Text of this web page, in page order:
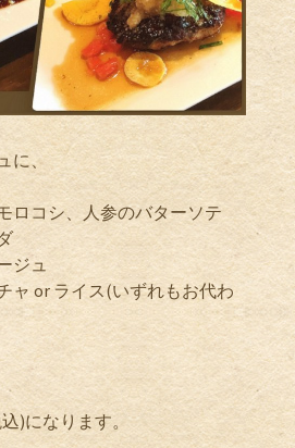
に、
ロコシ、人参のバターソテ
ジュ
ャ or ライス(いずれもお代わ
)になります。